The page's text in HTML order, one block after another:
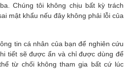
Chúng tôi không chịu bất kỳ trách
mật khẩu nếu đây không phải lỗi của
tin cá nhân của bạn để nghiên cứu
tiết sẽ được ẩn và chỉ được dùng để
từ chối không tham gia bất cứ lúc